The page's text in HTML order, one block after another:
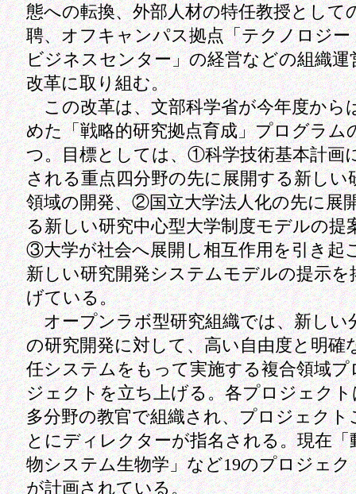
態への転換、外部人材の特任教授として
聘、オフキャンパス拠点「テクノロジー
ビジネスセンター」の経営などの組織運
改革に取り組む。
この改革は、文部科学省が今年度から
めた「戦略的研究拠点育成」プログラム
つ。目標としては、①科学技術基本計画
される重点四分野の先に展開する新しい
領域の開発、②国立大学法人化の先に展
る新しい研究中心型大学制度モデルの提
③大学が社会へ展開し相互作用を引き起
新しい研究開発システムモデルの提示を
げている。
オープンラボ型研究組織では、新しい
の研究開発に対して、高い自由度と明確
任システムをもって実施する複合領域プ
ジェクトを立ち上げる。各プロジェクト
多分野の教官で組織され、プロジェクト
とにディレクターが指名される。現在「
物システム生物学」など19のプロジェク
が計画されている。